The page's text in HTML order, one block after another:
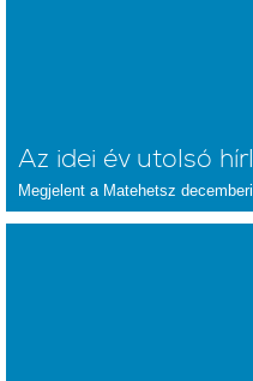
Az idei év utolsó
Megjelent a Matehetsz